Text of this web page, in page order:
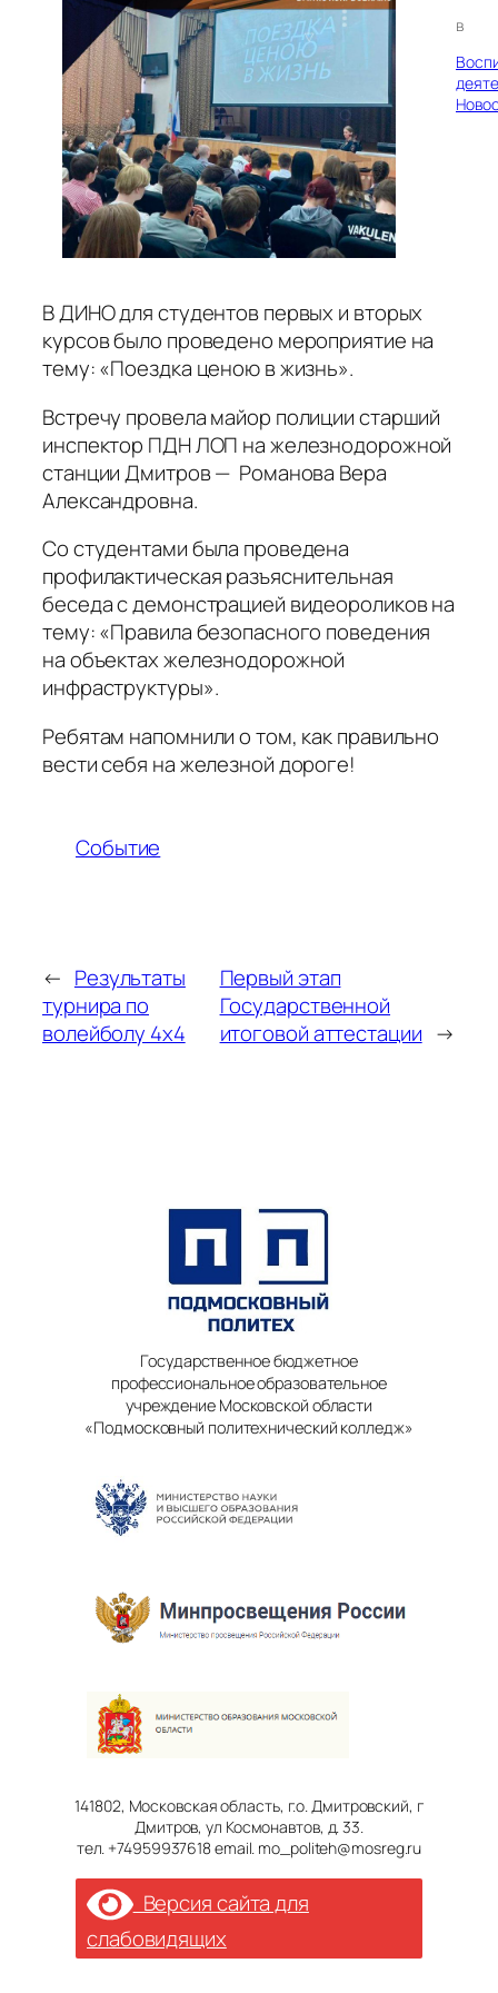
в
В ДИНО для студентов первых и вторых
курсов было проведено мероприятие на
тему: «Поездка ценою в жизнь».
Встречу провела майор полиции старший
инспектор ПДН ЛОП на железнодорожной
станции Дмитров — Романова Вера
Александровна.
Со студентами была проведена
профилактическая разъяснительная
беседа с демонстрацией видеороликов на
тему: «Правила безопасного поведения
на объектах железнодорожной
инфраструктуры».
Ребятам напомнили о том, как правильно
вести себя на железной дороге!
Событие
← Результаты
турнира по
волейболу 4х4
Первый этап
Государственной
итоговой аттестации →
Государственное бюджетное
профессиональное образовательное
учреждение Московской области
«Подмосковный политехнический колледж»
141802, Московская область, г.о. Дмитровский, г
Дмитров, ул Космонавтов, д. 33.
тел. +74959937618 email. mo_politeh@mosreg.ru
Версия сайта для
слабовидящих